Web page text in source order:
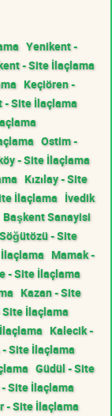
Yenikent -
- Site İlaçlama
Keçiören -
- Site İlaçlama
Ostim -
- Site İlaçlama
Kızılay - Site
İlaçlama İvedik
Başkent Sanayisi
Söğütözü - Site
Mamak -
- Site İlaçlama
Kazan - Site
Site İlaçlama
Kalecik -
- Site İlaçlama
Güdül - Site
- Site İlaçlama
- Site İlaçlama